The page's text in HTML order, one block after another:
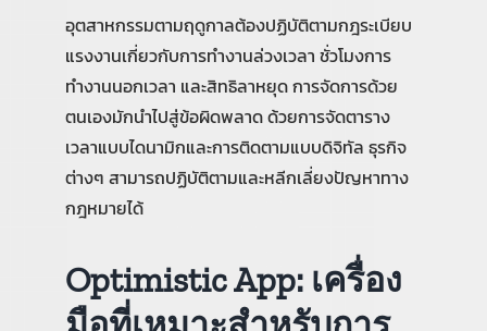
อุตสาหกรรมตามฤดูกาลต้องปฏิบัติตามกฎระเบียบ
แรงงานเกี่ยวกับการทำงานล่วงเวลา ชั่วโมงการ
ทำงานนอกเวลา และสิทธิลาหยุด การจัดการด้วย
ตนเองมักนำไปสู่ข้อผิดพลาด ด้วยการจัดตาราง
เวลาแบบไดนามิกและการติดตามแบบดิจิทัล ธุรกิจ
ต่างๆ สามารถปฏิบัติตามและหลีกเลี่ยงปัญหาทาง
กฎหมายได้
Optimistic App: เครื่อง